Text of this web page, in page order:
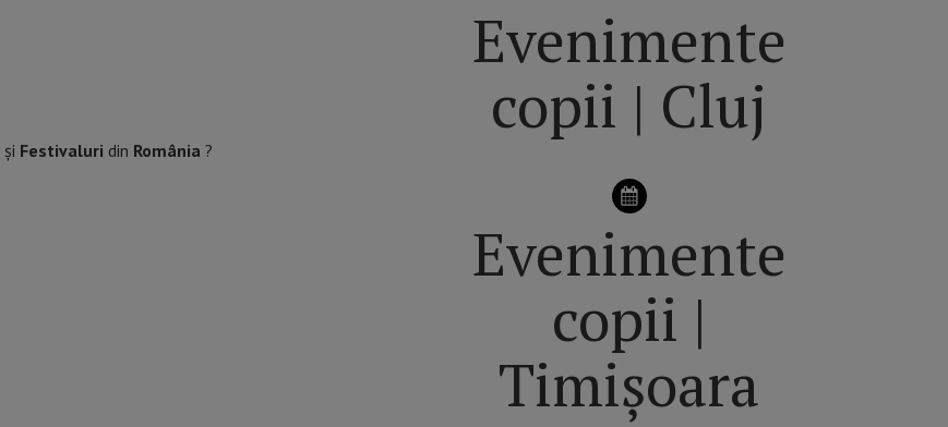
și Festivaluri din România ?
Evenimente
copii | Cluj
Evenimente
copii |
Timișoara